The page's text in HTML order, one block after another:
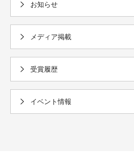
お知らせ
メディア掲載
受賞履歴
イベント情報